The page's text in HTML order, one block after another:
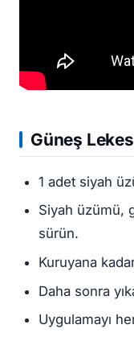
Güneş
1 adet siyah
Siyah üzümü,
sürün.
Kuruyana
Daha sonra
Uygulamayı